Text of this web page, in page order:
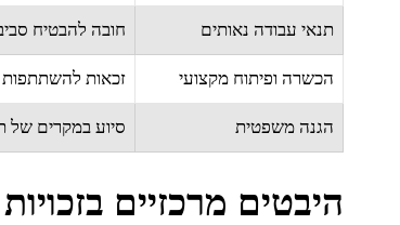
תנאי עבודה נאותים חובה להבטיח
הכשרה ופיתוח מקצועי זכאות להשתתפות
הגנה משפטית סיוע במקרים של
היבטים מרכזיים